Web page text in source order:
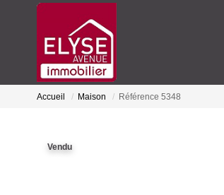
Accueil Maison Référence 5348
Vendu